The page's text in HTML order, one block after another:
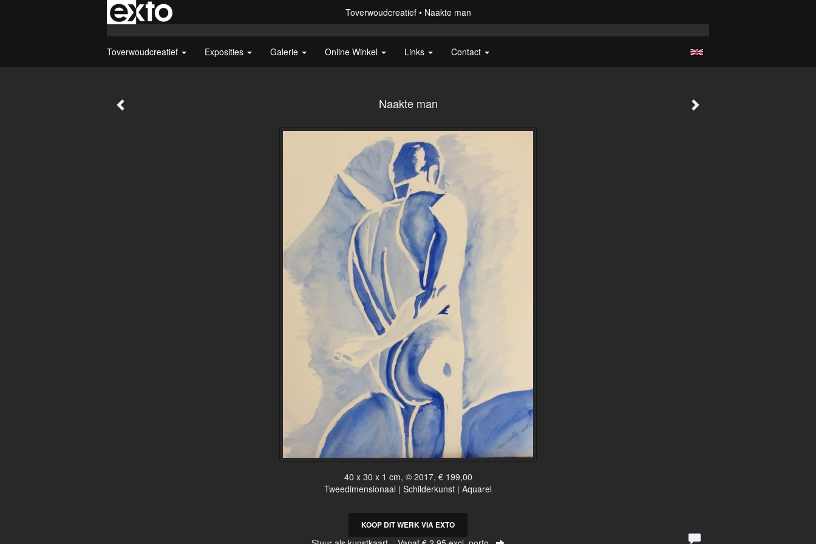
Toverwoudcreatief Naakte man
Toverwoudcreatief Exposities Galerie Online Winkel Links Contact
Naakte man
40 x 30 x 1 cm, © 2017, € 199,00
Tweedimensionaal | Schilderkunst | Aquarel
KOOP DIT WERK VIA EXTO